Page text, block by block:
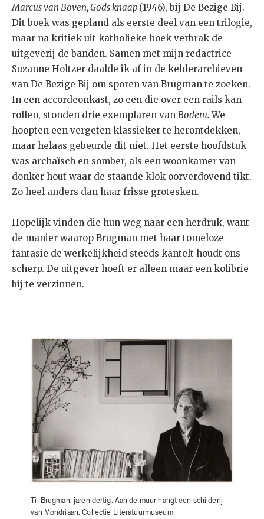
Marcus van Boven, Gods knaap (1946), bij De Bezige Bij.
Dit boek was gepland als eerste deel van een trilogie,
maar na kritiek uit katholieke hoek verbrak de
uitgeverij de banden. Samen met mijn redactrice
Suzanne Holtzer daalde ik af in de kelderarchieven
van De Bezige Bij om sporen van Brugman te zoeken.
In een accordeonkast, zo een die over een rails kan
rollen, stonden drie exemplaren van Bodem. We
hoopten een vergeten klassieker te herontdekken,
maar helaas gebeurde dit niet. Het eerste hoofdstuk
was archaïsch en somber, als een woonkamer van
donker hout waar de staande klok oorverdovend tikt.
Zo heel anders dan haar frisse grotesken.
Hopelijk vinden die hun weg naar een herdruk, want
de manier waarop Brugman met haar tomeloze
fantasie de werkelijkheid steeds kantelt houdt ons
scherp. De uitgever hoeft er alleen maar een kolibrie
bij te verzinnen.
Til Brugman, jaren dertig. Aan de muur hangt een schilderij
van Mondriaan. Collectie Literatuurmuseum